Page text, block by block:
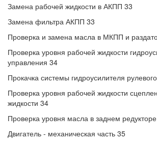
Замена рабочей жидкости в АКПП 33
Замена фильтра АКПП 33
Проверка и замена масла в МКПП и
Проверка уровня рабочей жидкости
управления 34
Прокачка системы гидроусилителя
Проверка уровня рабочей жидкости
жидкости 34
Проверка уровня масла в заднем
Двигатель - механическая часть 35